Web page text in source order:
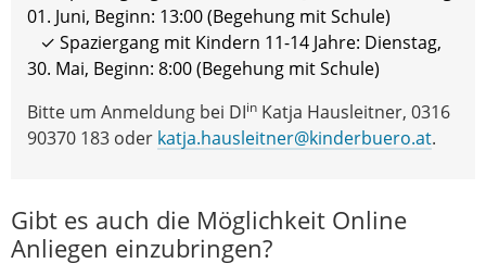
01. Juni, Beginn: 13:00 (Begehung mit Schule)
✓ Spaziergang mit Kindern 11-14 Jahre: Dienstag,
30. Mai, Beginn: 8:00 (Begehung mit Schule)
Bitte um Anmeldung bei DIin Katja Hausleitner, 0316
90370 183 oder katja.hausleitner@kinderbuero.at.
Gibt es auch die Möglichkeit Online
Anliegen einzubringen?